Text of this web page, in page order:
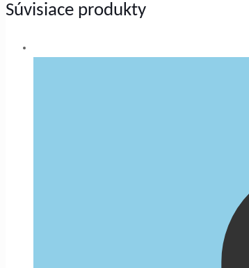
Súvisiace produkty